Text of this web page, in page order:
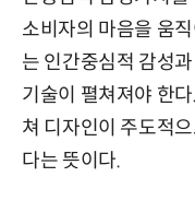
소비자의 마음을 움
는 인간중심적 감성
기술이 펼쳐져야 한
쳐 디자인이 주도적
다는 뜻이다.